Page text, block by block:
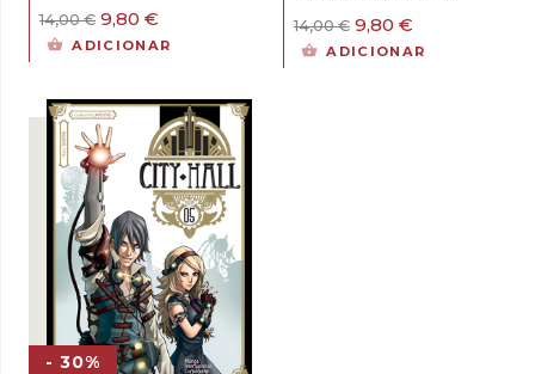
14,00€ O
preço
14,00 €.
9,80 €
preço
9,80 €.
ADICIONAR
14,00€ O
preço
9,80 €O
preço
ADICIONAR
- 30%